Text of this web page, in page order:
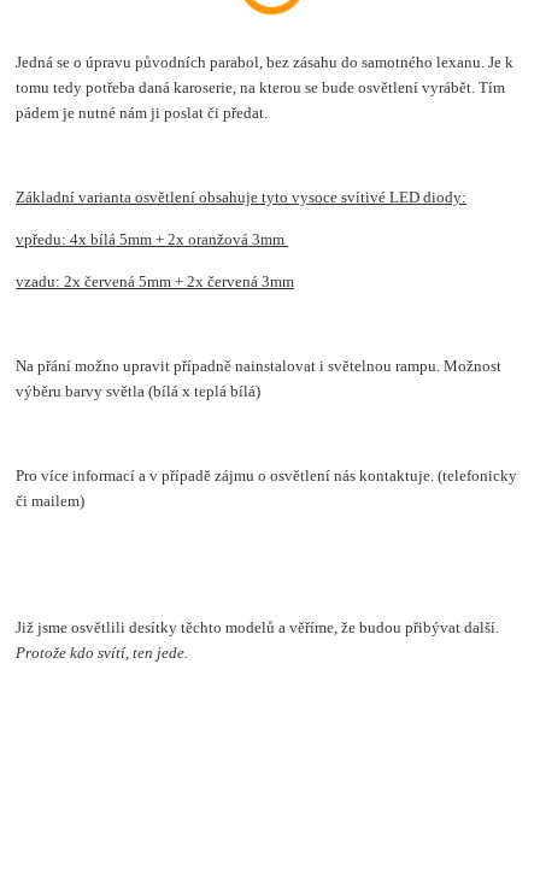
Jedná se o úpravu původních parabol, bez zásahu do samotného lexanu. Je k
tomu tedy potřeba daná karoserie, na kterou se bude osvětlení vyrábět. Tím
pádem je nutné nám ji poslat či předat.
Základní varianta osvětlení obsahuje tyto vysoce svítivé LED diody:
vpředu: 4x bílá 5mm + 2x oranžová 3mm
vzadu: 2x červená 5mm + 2x červená 3mm
Na přání možno upravit případně nainstalovat i světelnou rampu. Možnost
výběru barvy světla (bílá x teplá bílá)
Pro více informací a v případě zájmu o osvětlení nás kontaktuje. (telefonicky
či mailem)
Již jsme osvětlili desítky těchto modelů a věříme, že budou přibývat další.
Protože kdo svítí, ten jede.